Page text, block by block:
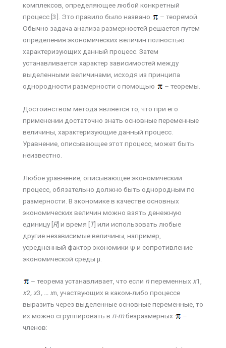
комплексов, определяющее любой конкретный
процесс [3]. Это правило было названо
– теоремой.
Обычно задача анализа размерностей решается путем
определения экономических величин полностью
характеризующих данный процесс. Затем
устанавливается характер зависимостей между
выделенными величинами, исходя из принципа
однородности размерности с помощью
– теоремы.
Достоинством метода является то, что при его
применении достаточно знать основные переменные
величины, характеризующие данный процесс.
Уравнение, описывающее этот процесс, может быть
неизвестно.
Любое уравнение, описывающее экономический
процесс, обязательно должно быть однородным по
размерности. В экономике в качестве основных
экономических величин можно взять денежную
единицу [R] и время [T] или использовать любые
другие независимые величины, например,
усредненный фактор экономики ψ и сопротивление
экономической среды µ.
– теорема устанавливает, что если nпеременных х1,
х2, х3, … хn, участвующих в каком-либо процессе
выразить через выделенные основные переменные, то
их можно сгруппировать в п-mбезразмерных
–
членов: